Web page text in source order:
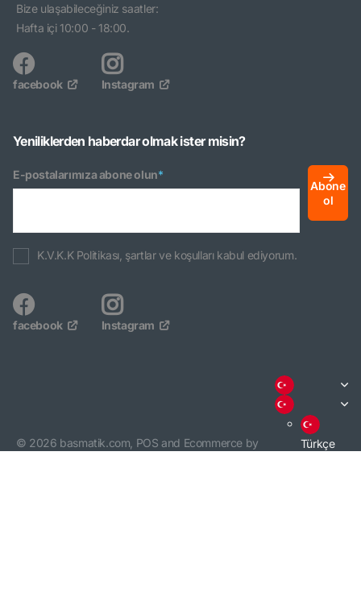
Bize ulaşabileceğiniz saatler:
Hafta içi 10:00 - 18:00.
facebook Instagram
Yeniliklerden haberdar olmak ister misin?
E-postalarımıza abone olun*
Abone
ol
K.V.K.K Politikası, şartlar ve koşulları kabul ediyorum.
facebook Instagram
© 2026 basmatik.com, POS and Ecommerce by
Türkçe